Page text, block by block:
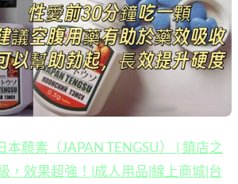
本藤素（JAPAN TENGSU） | 鎮店之
，效果超強！|成人用品|線上商城|台